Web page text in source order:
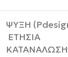
ΨΥΞΗ
ΕΤΗΣΙΑ
ΚΑΤΑΝΑΛΩΣΗ